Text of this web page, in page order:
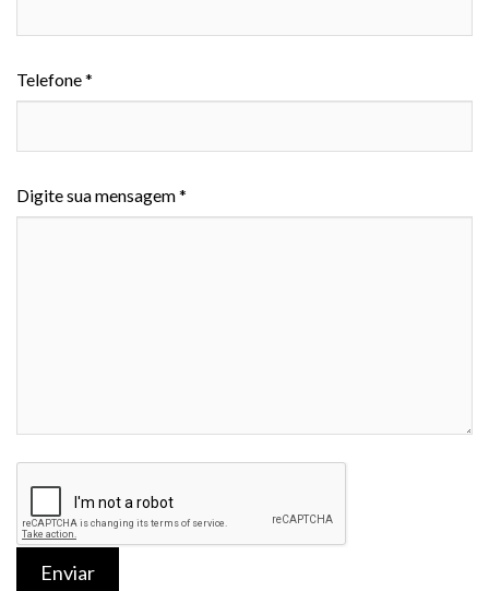
Telefone *
Digite sua mensagem *
Enviar